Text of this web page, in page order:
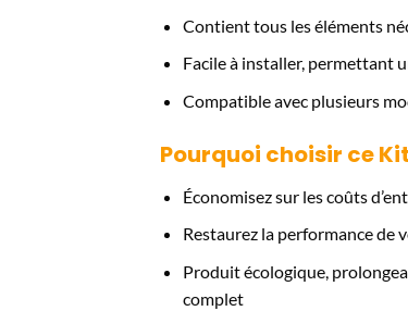
Contient tous les éléments
Facile à installer, permettant
Compatible avec plusieurs
Pourquoi choisir ce
Économisez sur les coûts
Restaurez la performance de
Produit écologique,
complet